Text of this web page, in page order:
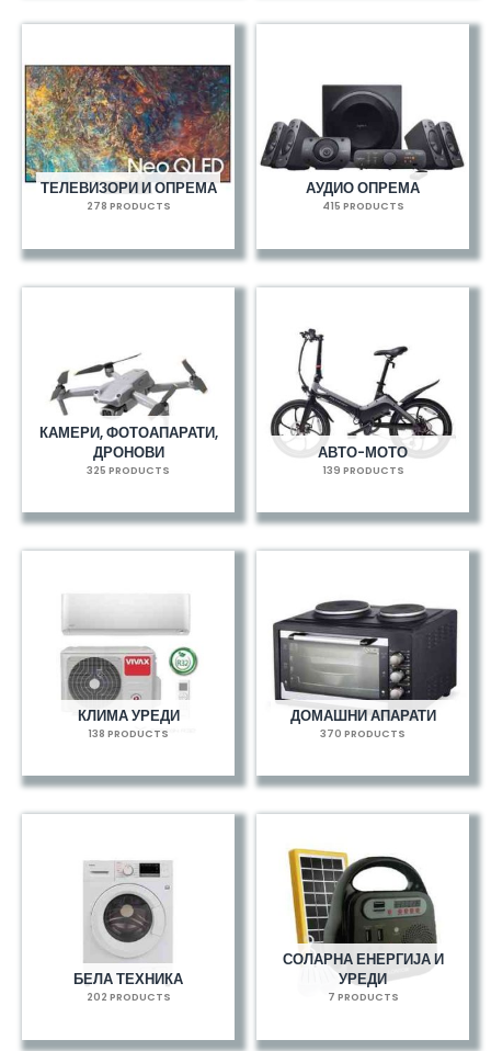
ТЕЛЕВИЗОРИ И ОПРЕМА
278 PRODUCTS
АУДИО ОПРЕМА
415 PRODUCTS
КАМЕРИ, ФОТОАПАРАТИ,
ДРОНОВИ
325 PRODUCTS
АВТО-МОТО
139 PRODUCTS
КЛИМА УРЕДИ
138 PRODUCTS
ДОМАШНИ АПАРАТИ
370 PRODUCTS
БЕЛА ТЕХНИКА
202 PRODUCTS
СОЛАРНА ЕНЕРГИЈА И
УРЕДИ
7 PRODUCTS